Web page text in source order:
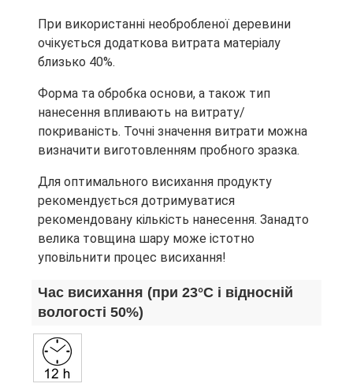
При використанні необробленої деревини
очікується додаткова витрата матеріалу
близько 40%.
Форма та обробка основи, а також тип
нанесення впливають на витрату/
покриваність. Точні значення витрати можна
визначити виготовленням пробного зразка.
Для оптимального висихання продукту
рекомендується дотримуватися
рекомендовану кількість нанесення. Занадто
велика товщина шару може істотно
уповільнити процес висихання!
Час висихання (при 23°С і відносній
вологості 50%)